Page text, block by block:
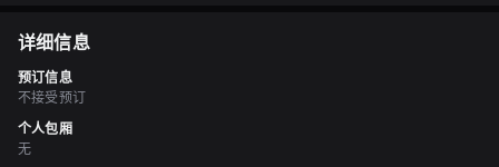
详细信息
预订信息
不接受预订
个人包厢
无